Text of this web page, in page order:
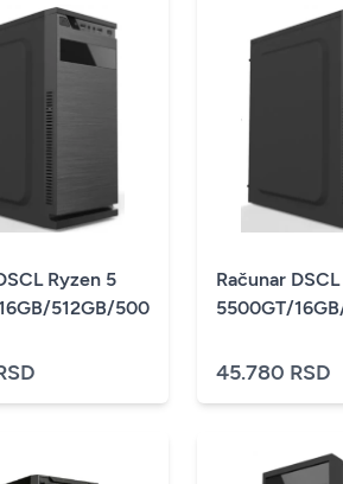
Ryzen 5
512GB/500W
Računar
5500GT/
45.780 RSD